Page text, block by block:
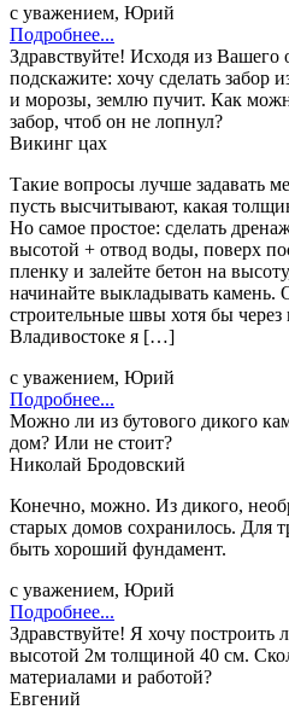
с уважением, Юрий
Подробнее...
Здравствуйте! Исходя из Вашего
подскажите: хочу сделать забор
и морозы, землю пучит. Как
забор, чтоб он не лопнул?
Викинг цах
Такие вопросы лучше задавать
пусть высчитывают, какая
Но самое простое: сделать
высотой + отвод воды, поверх
пленку и залейте бетон на
начинайте выкладывать камень.
строительные швы хотя бы
Владивостоке я […]
с уважением, Юрий
Подробнее...
Можно ли из бутового дикого
дом? Или не стоит?
Николай Бродовский
Конечно, можно. Из дикого,
старых домов сохранилось. Для
быть хороший фундамент.
с уважением, Юрий
Подробнее...
Здравствуйте! Я хочу построить
высотой 2м толщиной 40 см.
материалами и работой?
Евгений